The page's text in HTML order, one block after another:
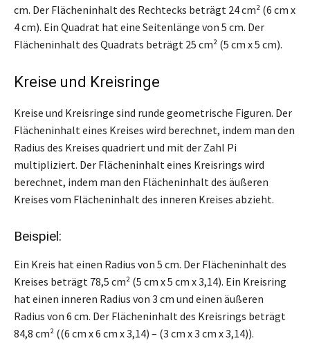
cm. Der Flächeninhalt des Rechtecks beträgt 24 cm² (6 cm x
4 cm). Ein Quadrat hat eine Seitenlänge von 5 cm. Der
Flächeninhalt des Quadrats beträgt 25 cm² (5 cm x 5 cm).
Kreise und Kreisringe
Kreise und Kreisringe sind runde geometrische Figuren. Der
Flächeninhalt eines Kreises wird berechnet, indem man den
Radius des Kreises quadriert und mit der Zahl Pi
multipliziert. Der Flächeninhalt eines Kreisrings wird
berechnet, indem man den Flächeninhalt des äußeren
Kreises vom Flächeninhalt des inneren Kreises abzieht.
Beispiel:
Ein Kreis hat einen Radius von 5 cm. Der Flächeninhalt des
Kreises beträgt 78,5 cm² (5 cm x 5 cm x 3,14). Ein Kreisring
hat einen inneren Radius von 3 cm und einen äußeren
Radius von 6 cm. Der Flächeninhalt des Kreisrings beträgt
84,8 cm² ((6 cm x 6 cm x 3,14) – (3 cm x 3 cm x 3,14)).